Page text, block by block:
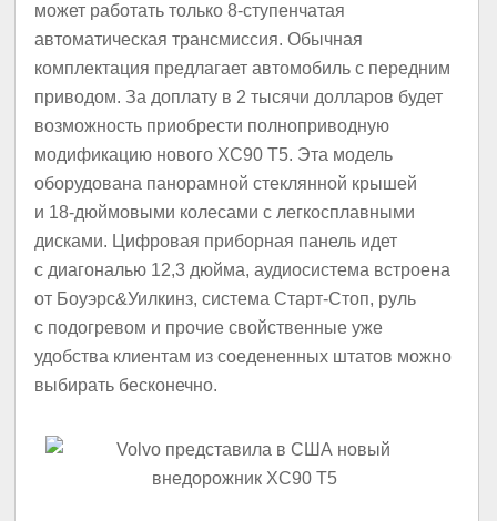
может работать только 8-ступенчатая
автоматическая трансмиссия. Обычная
комплектация предлагает автомобиль с передним
приводом. За доплату в 2 тысячи долларов будет
возможность приобрести полноприводную
модификацию нового XC90 T5. Эта модель
оборудована панорамной стеклянной крышей
и 18-дюймовыми колесами с легкосплавными
дисками. Цифровая приборная панель идет
с диагональю 12,3 дюйма, аудиосистема встроена
от Боуэрс&Уилкинз, система Старт-Стоп, руль
с подогревом и прочие свойственные уже
удобства клиентам из соедененных штатов можно
выбирать бесконечно.